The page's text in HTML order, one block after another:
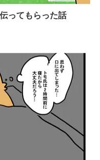
ってもらった話